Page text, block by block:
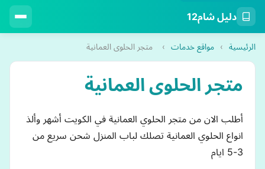
دليل شام12
الرئيسية › مواقع خدمات › متجر الحلوى العمانية
متجر الحلوى العمانية
أطلب الان من متجر الحلوي العمانية في الكويت أشهر وألذ
انواع الحلوي العمانية تصلك لباب المنزل شحن سريع من
3-5 ايام